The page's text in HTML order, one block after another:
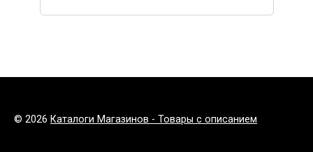
© 2026 Каталоги Магазинов - Товары с описанием